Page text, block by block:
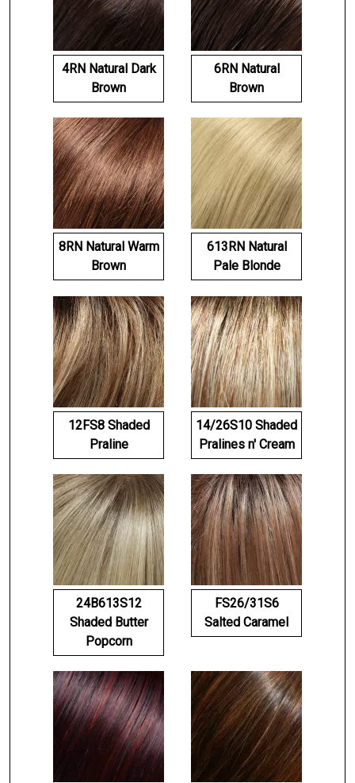
4RN Natural Dark
Brown
6RN Natural
Brown
8RN Natural Warm
Brown
613RN Natural
Pale Blonde
12FS8 Shaded
Praline
14/26S10 Shaded
Pralines n' Cream
24B613S12
Shaded Butter
Popcorn
FS26/31S6
Salted Caramel